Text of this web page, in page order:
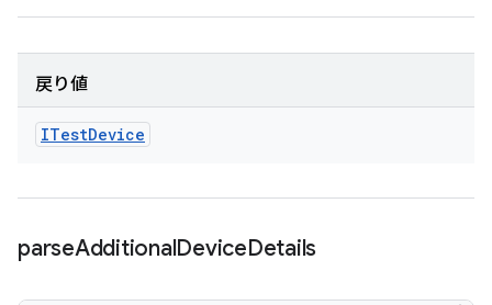
戻り値
ITestDevice
parseAdditionalDeviceDetails